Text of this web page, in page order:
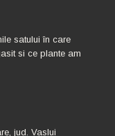
satului în care
si ce plante am
jud. Vaslui